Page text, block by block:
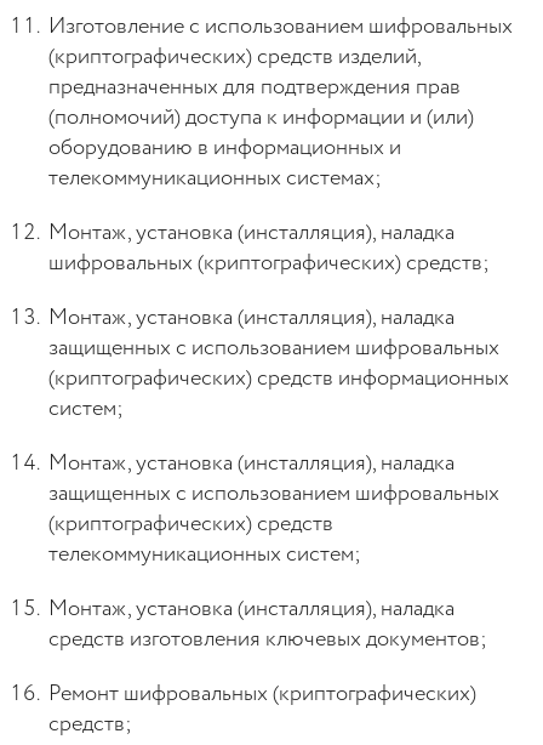
Изготовление с использованием шифровальных
(криптографических) средств изделий,
предназначенных для подтверждения прав
(полномочий) доступа к информации и (или)
оборудованию в информационных и
телекоммуникационных системах;
Монтаж, установка (инсталляция), наладка
шифровальных (криптографических) средств;
Монтаж, установка (инсталляция), наладка
защищенных с использованием шифровальных
(криптографических) средств информационных
систем;
Монтаж, установка (инсталляция), наладка
защищенных с использованием шифровальных
(криптографических) средств
телекоммуникационных систем;
Монтаж, установка (инсталляция), наладка
средств изготовления ключевых документов;
Ремонт шифровальных (криптографических)
средств;